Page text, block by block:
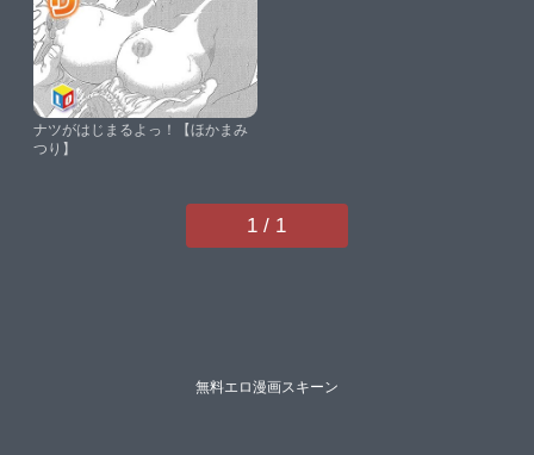
ナツがはじまるよっ！【ほかまみ
つり】
1 / 1
無料エロ漫画スキーン